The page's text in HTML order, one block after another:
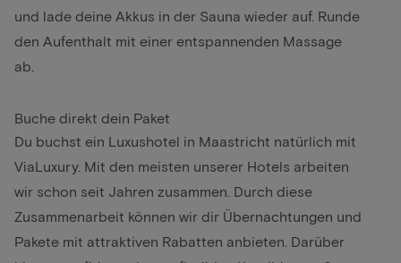
und lade deine Akkus in der Sauna wieder auf. Runde
den Aufenthalt mit einer entspannenden Massage
ab.
Buche direkt dein Paket
Du buchst ein Luxushotel in Maastricht natürlich mit
ViaLuxury. Mit den meisten unserer Hotels arbeiten
wir schon seit Jahren zusammen. Durch diese
Zusammenarbeit können wir dir Übernachtungen und
Pakete mit attraktiven Rabatten anbieten. Darüber